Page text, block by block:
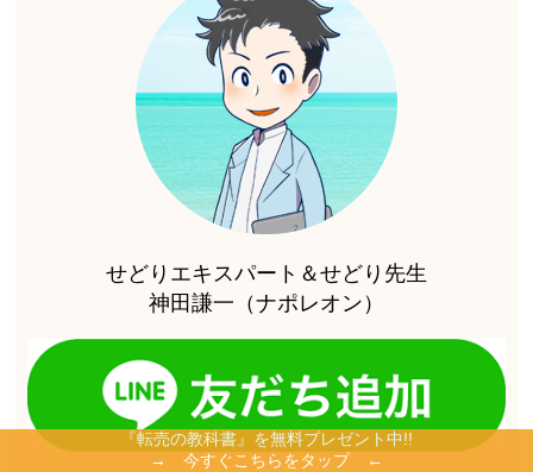
せどりエキスパート＆せどり先生
神田謙一（ナポレオン）
『転売の教科書』を無料プレゼント中!!
→ 今すぐこちらをタップ ←